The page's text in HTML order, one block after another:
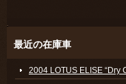
最近の在庫車
2004 LOTUS ELISE “Dry